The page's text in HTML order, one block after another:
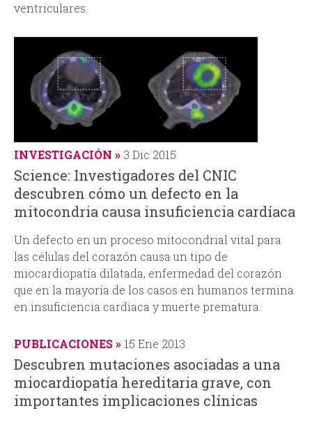
ventriculares.
INVESTIGACIÓN 3 Dic 2015
Science: Investigadores del CNIC
descubren cómo un defecto en la
mitocondria causa insuficiencia cardíaca
Un defecto en un proceso mitocondrial vital para
las células del corazón causa un tipo de
miocardiopatía dilatada, enfermedad del corazón
que en la mayoría de los casos en humanos termina
en insuficiencia cardiaca y muerte prematura.
PUBLICACIONES 15 Ene 2013
Descubren mutaciones asociadas a una
miocardiopatía hereditaria grave, con
importantes implicaciones clínicas